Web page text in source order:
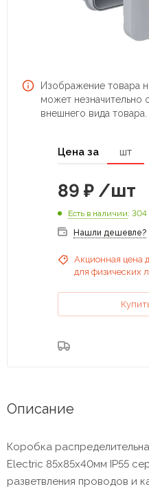
Изображение товара
может незначительно
внешнего вида товара.
Цена за шт
89 ₽ /шт
Есть в наличии: 304
Нашли дешевле?
Акционная цена
для физических
Описание
Коробка
Electric 85х85х40мм IP55
разветвления проводов и